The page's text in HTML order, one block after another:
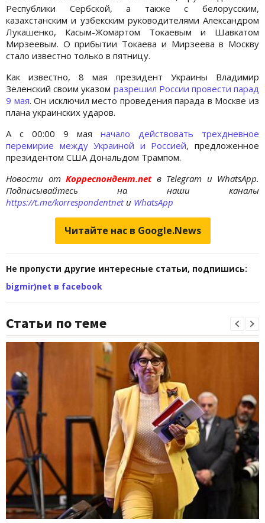
Республики Сербской, а также с белорусским,
казахстанским и узбекским руководителями Александром
Лукашенко, Касым-Жомартом Токаевым и Шавкатом
Мирзеевым. О прибытии Токаева и Мирзеева в Москву
стало известно только в пятницу.
Как известно, 8 мая президент Украины Владимир
Зеленский своим указом разрешил России провести парад
9 мая. Он исключил место проведения парада в Москве из
плана украинских ударов.
А с 00:00 9 мая начало действовать трехдневное
перемирие между Украиной и Россией, предложенное
президентом США Дональдом Трампом.
Новости отКорреспондент.net в Telegram и WhatsApp.
Подписывайтесь на наши каналы
https://t.me/korrespondentnetи WhatsApp
Читайте нас в Google.News
Не пропусти другие интересные статьи, подпишись:
bigmir)net в facebook
Статьи по теме